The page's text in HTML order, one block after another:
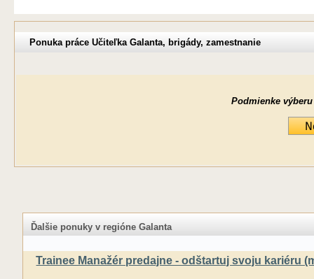
Ponuka práce Učiteľka Galanta, brigády, zamestnanie
Podmienke výberu
Ďalšie ponuky v regióne Galanta
Trainee Manažér predajne - odštartuj svoju kariéru